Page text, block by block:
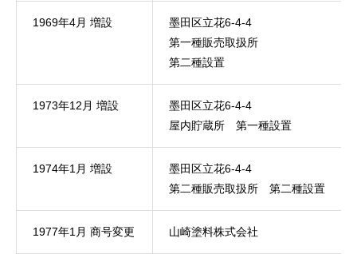
1969年4月 増設
墨田区立花6-4-4
第一種販売取扱所
第二種設置
1973年12月 増設
墨田区立花6-4-4
屋内貯蔵所 第一種設置
1974年1月 増設
墨田区立花6-4-4
第二種販売取扱所 第二種設置
1977年1月 商号変更 山崎塗料株式会社